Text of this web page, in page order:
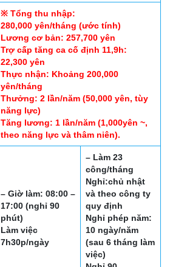
※ Tổng thu nhập:
280,000 yên/tháng (ước tính)
Lương cơ bản: 257,700 yên
Trợ cấp tăng ca cố định 11,9h:
22,300 yên
Thực nhận: Khoảng 200,000
yên/tháng
Thưởng: 2 lần/năm (50,000 yên, tùy
năng lực)
Tăng lương: 1 lần/năm (1,000yên ~,
theo năng lực và thâm niên).
– Giờ làm: 08:00 –
17:00 (nghỉ 90
phút)
Làm việc
7h30p/ngày
– Làm 23
công/tháng
Nghỉ:chủ nhật
và theo công ty
quy định
Nghỉ phép năm:
10 ngày/năm
(sau 6 tháng làm
việc)